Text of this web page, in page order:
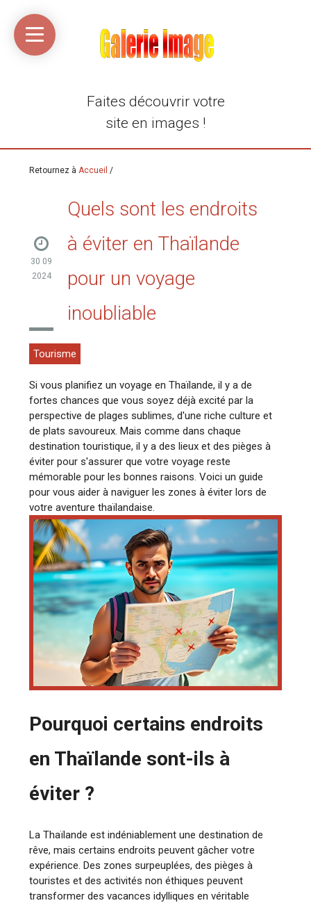
Accueil
Média
libre
Linkinaz
Katomi
compte
Twitter
@Ortegeek
compte
Flickr
Faites découvrir votre
site en images !
Retournez àAccueil /
30 09
2024
Quels sont les endroits
à éviter en Thaïlande
pour un voyage
inoubliable
Tourisme
Si vous planifiez un voyage en Thaïlande, il y a de
fortes chances que vous soyez déjà excité par la
perspective de plages sublimes, d'une riche culture et
de plats savoureux. Mais comme dans chaque
destination touristique, il y a des lieux et des pièges à
éviter pour s'assurer que votre voyage reste
mémorable pour les bonnes raisons. Voici un guide
pour vous aider à naviguer les zones à éviter lors de
votre aventure thaïlandaise.
Pourquoi certains endroits
en Thaïlande sont-ils à
éviter ?
La Thaïlande est indéniablement une destination de
rêve, mais certains endroits peuvent gâcher votre
expérience. Des zones surpeuplées, des pièges à
touristes et des activités non éthiques peuvent
transformer des vacances idylliques en véritable